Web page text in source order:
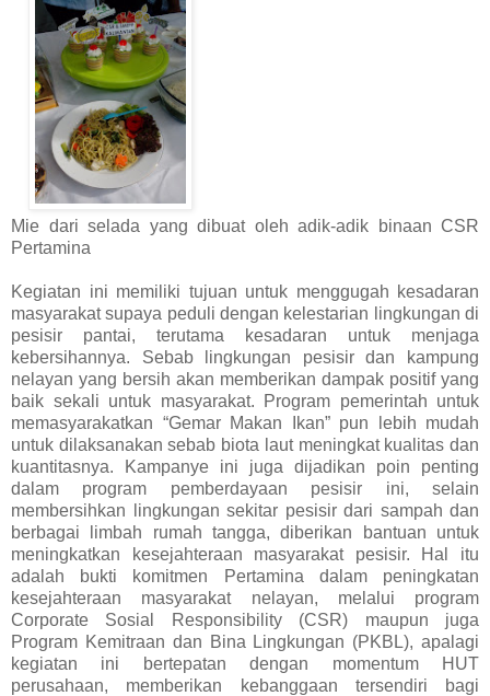
Mie dari selada yang dibuat oleh adik-adik binaan CSR
Pertamina
Kegiatan ini memiliki tujuan untuk menggugah kesadaran
masyarakat supaya peduli dengan kelestarian lingkungan di
pesisir pantai, terutama kesadaran untuk menjaga
kebersihannya. Sebab lingkungan pesisir dan kampung
nelayan yang bersih akan memberikan dampak positif yang
baik sekali untuk masyarakat. Program pemerintah untuk
memasyarakatkan “Gemar Makan Ikan” pun lebih mudah
untuk dilaksanakan sebab biota laut meningkat kualitas dan
kuantitasnya. Kampanye ini juga dijadikan poin penting
dalam program pemberdayaan pesisir ini, selain
membersihkan lingkungan sekitar pesisir dari sampah dan
berbagai limbah rumah tangga, diberikan bantuan untuk
meningkatkan kesejahteraan masyarakat pesisir. Hal itu
adalah bukti komitmen Pertamina dalam peningkatan
kesejahteraan masyarakat nelayan, melalui program
Corporate Sosial Responsibility (CSR) maupun juga
Program Kemitraan dan Bina Lingkungan (PKBL), apalagi
kegiatan ini bertepatan dengan momentum HUT
perusahaan, memberikan kebanggaan tersendiri bagi